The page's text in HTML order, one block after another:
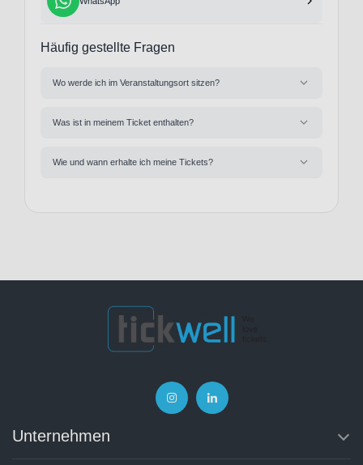
Häufig gestellte Fragen
Wo werde ich im Veranstaltungsort sitzen?
Was ist in meinem Ticket enthalten?
Wie und wann erhalte ich meine Tickets?
Unternehmen